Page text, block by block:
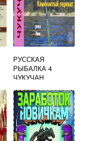
РУССКАЯ
РЫБАЛКА 4
ЧУКУЧАН